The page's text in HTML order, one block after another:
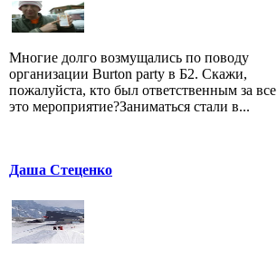
Многие долго возмущались по поводу
организации Burton party в Б2. Скажи,
пожалуйста, кто был ответственным за все
это мероприятие?Заниматься стали в...
Даша Стеценко